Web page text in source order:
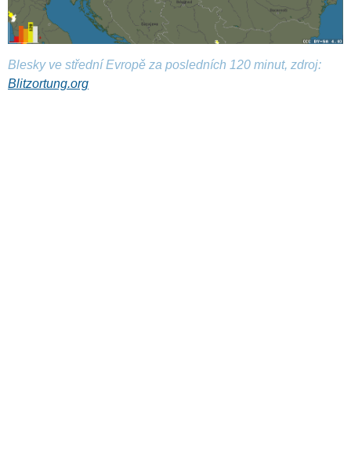
Blesky ve střední Evropě za posledních 120 minut, zdroj:
Blitzortung.org